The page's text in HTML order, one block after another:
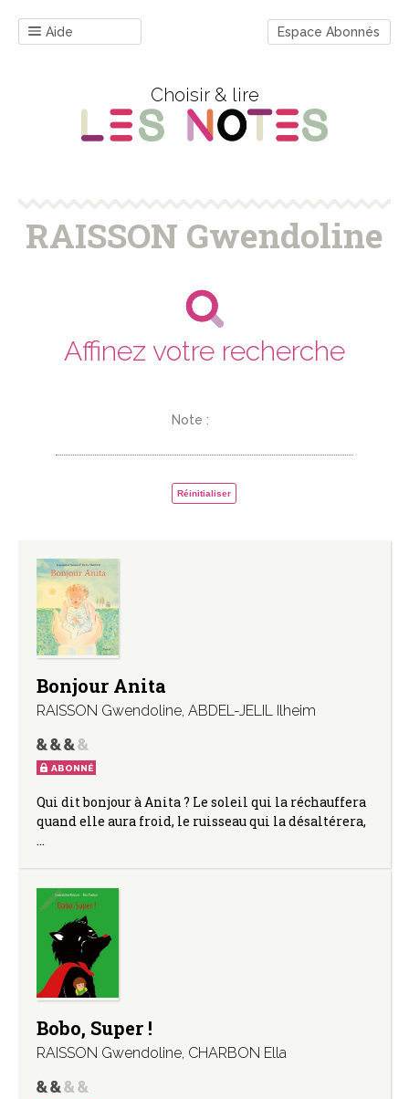
Aide Espace Abonnés
Choisir & lire
RAISSON Gwendoline
Affinez votre recherche
Note :
Réinitialiser
Bonjour Anita
RAISSON Gwendoline, ABDEL-JELIL Ilheim
ABONNÉ
Qui dit bonjour à Anita ? Le soleil qui la réchauffera
quand elle aura froid, le ruisseau qui la désaltérera,
…
Bobo, Super !
RAISSON Gwendoline, CHARBON Ella